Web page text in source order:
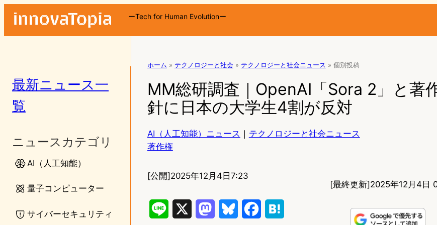
ーTech for Human Evolutionー
最新ニュース一
覧
ニュースカテゴリ
AI（人工知能）
量子コンピューター
サイバーセキュリティ
ホーム » テクノロジーと社会 » テクノロジーと社会ニュース » 個別投稿
MM総研調査｜OpenAI「Sora 2」と著
針に日本の大学生4割が反対
AI（人工知能）ニュース ｜ テクノロジーと社会ニュース
著作権
[公開]2025年12月4日7:23
[最終更新]2025年12月4日